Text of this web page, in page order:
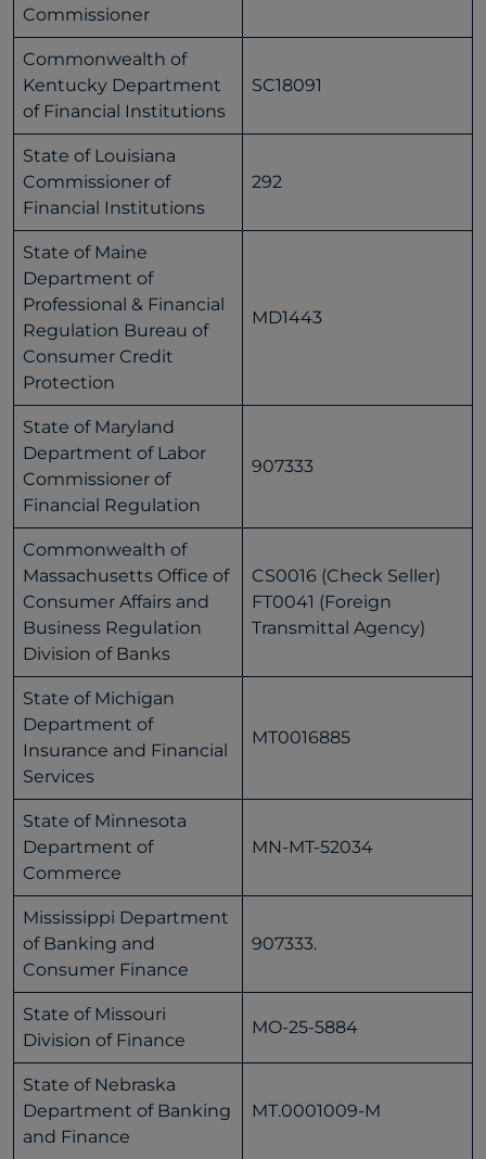
Commissioner
Commonwealth of
Kentucky Department
of Financial Institutions
SC18091
State of Louisiana
Commissioner of
Financial Institutions
292
State of Maine
Department of
Professional & Financial
Regulation Bureau of
Consumer Credit
Protection
MD1443
State of Maryland
Department of Labor
Commissioner of
Financial Regulation
907333
Commonwealth of
Massachusetts Office of
Consumer Affairs and
Business Regulation
Division of Banks
CS0016 (Check Seller)
FT0041 (Foreign
Transmittal Agency)
State of Michigan
Department of
Insurance and Financial
Services
MT0016885
State of Minnesota
Department of
Commerce
MN-MT-52034
Mississippi Department
of Banking and
Consumer Finance
907333.
State of Missouri
Division of Finance
MO-25-5884
State of Nebraska
Department of Banking
and Finance
MT.0001009-M